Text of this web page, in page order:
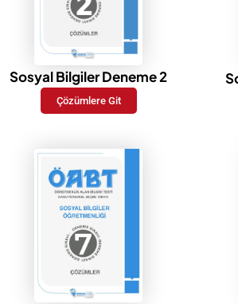
Sosyal Bilgiler Deneme 2
Çözümlere Git